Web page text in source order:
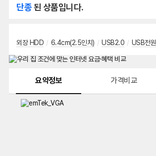
단종된 상품입니다.
외장 HDD / 6.4cm(2.5인치) / USB2.0 / USB전원
요약정보 가격비교